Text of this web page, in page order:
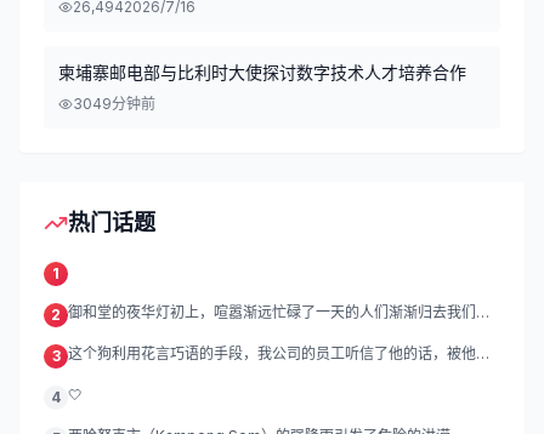
26,4942026/7/16
柬埔寨邮电部与比利时大使探讨数字技术人才培养合作
3049分钟前
热门话题
1
2 御和堂的夜华灯初上，喧嚣渐远忙碌了一天的人们渐渐归去我们的
3 这个狗利用花言巧语的手段，我公司的员工听信了他的话，被他带
4 🤍